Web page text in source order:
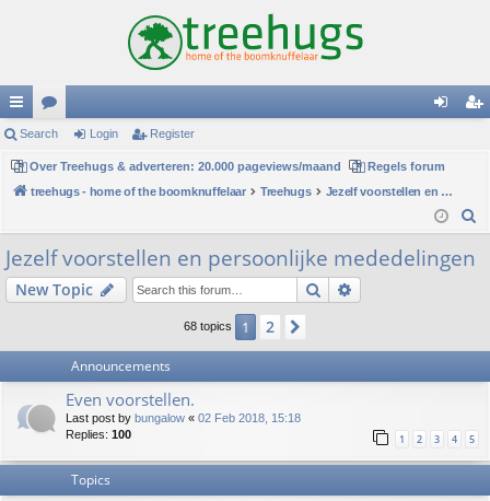
ui
ck
lin
ks
or
u
m
s
in
Search Login Register
Over Treehugs & adverteren: 20.000 pageviews/maand
Regels forum
treehugs - home of the boomknuffelaar
Treehugs
Jezelf voorstellen en persoonlijke mededelingen
Jezelf voorstellen en persoonlijke mededelingen
New Topic Search
68 topics 1 2
Announcements
Even voorstellen.
Last post by bungalow « 02 Feb 2018, 15:18
Replies: 100 1 2 3 4 5
Topics